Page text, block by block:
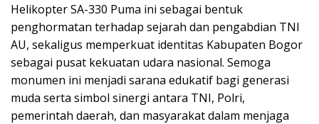
Helikopter SA-330 Puma ini sebagai bentuk
penghormatan terhadap sejarah dan pengabdian TNI
AU, sekaligus memperkuat identitas Kabupaten Bogor
sebagai pusat kekuatan udara nasional. Semoga
monumen ini menjadi sarana edukatif bagi generasi
muda serta simbol sinergi antara TNI, Polri,
pemerintah daerah, dan masyarakat dalam menjaga